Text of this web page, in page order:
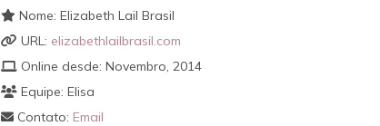
Nome: Elizabeth Lail Brasil
URL: elizabethlailbrasil.com
Online desde: Novembro, 2014
Equipe: Elisa
Contato: Email